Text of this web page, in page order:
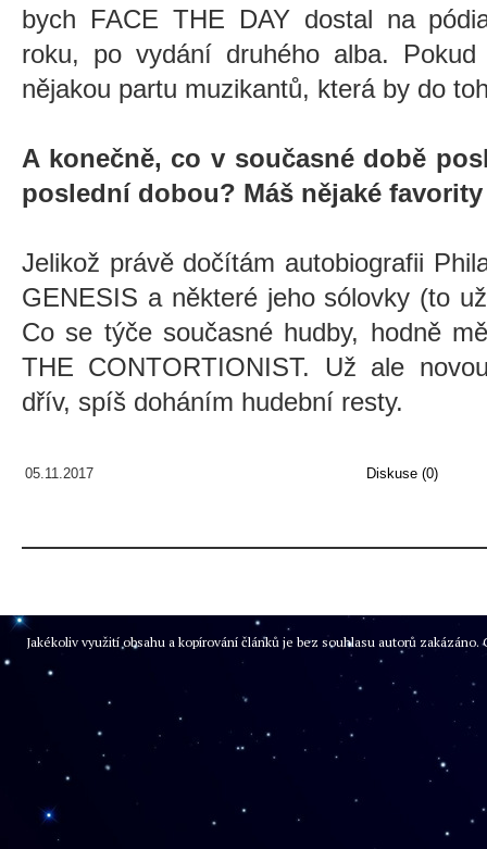
bych FACE THE DAY dostal na
roku, po vydání druhého alba.
nějakou partu muzikantů, která by do
A konečně, co v současné době
poslední dobou? Máš nějaké
Jelikož právě dočítám autobiografii
GENESIS a některé jeho sólovky (to
Co se týče současné hudby, hodně
THE CONTORTIONIST. Už ale
dřív, spíš doháním hudební resty.
05.11.2017 Diskuse (0)
Jakékoliv využití obsahu a kopírování článků je bez souhlasu autorů